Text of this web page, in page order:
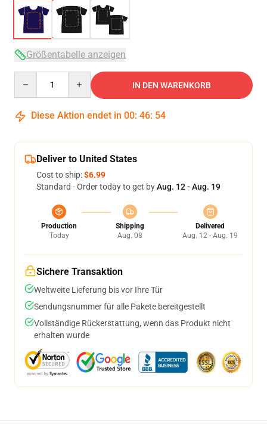
Größentabelle anzeigen
IN DEN WARENKORB
Diese Aktion endet in 00: 46: 54
Deliver to United States
Cost to ship:$6.99
Standard - Order today to get byAug. 12 - Aug. 19
Production
Today
Shipping
Aug. 08
Delivered
Aug. 12 - Aug. 19
Sichere Transaktion
Weltweite Lieferung bis vor Ihre Tür
Sendungsnummer für alle Pakete bereitgestellt
Vollständige Rückerstattung, wenn das Produkt nicht
erhalten wurde